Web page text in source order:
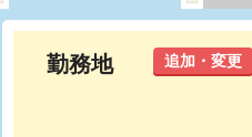
勤務地 追加・変更